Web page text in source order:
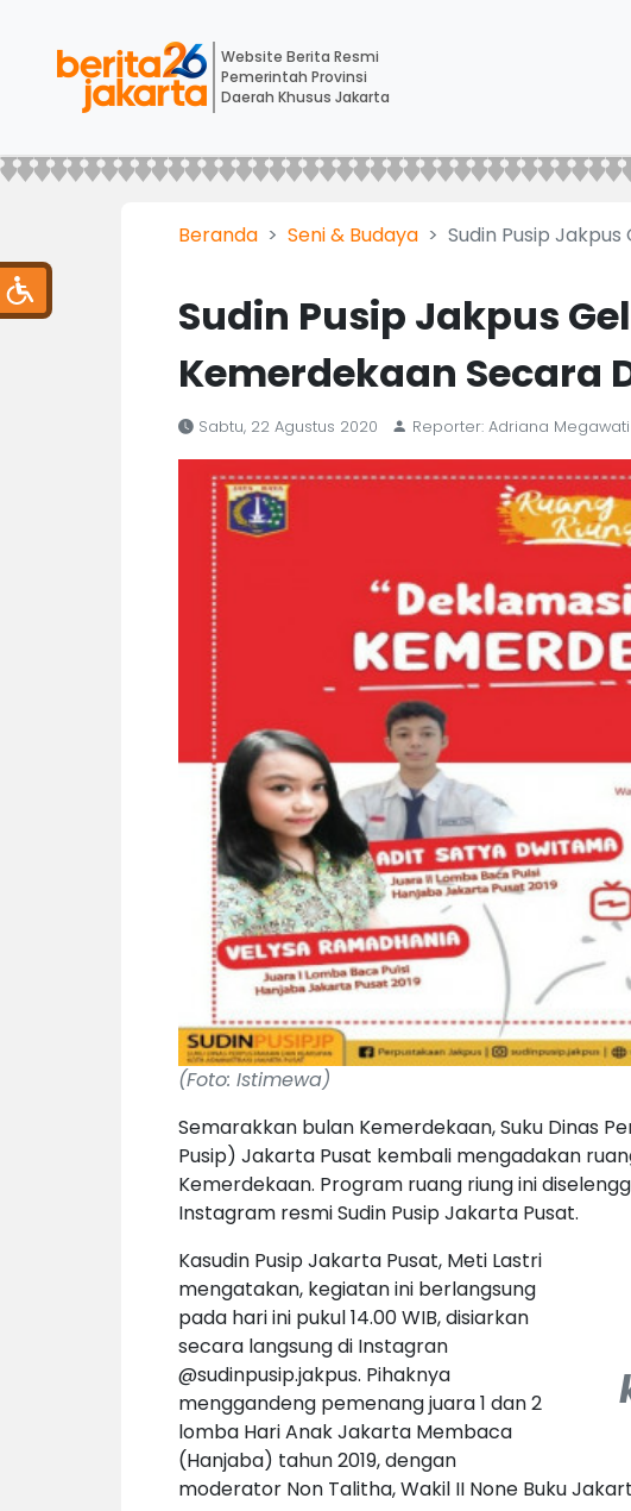
Website Berita Resmi
Pemerintah Provinsi
Daerah Khusus Jakarta
Beranda Seni & Budaya Sudin Pusip
Sudin Pusip Jakpus
Kemerdekaan Secara
Sabtu, 22 Agustus 2020 Reporter: Adriana Megawati
(Foto: Istimewa)
Semarakkan bulan Kemerdekaan, Suku Dinas
Pusip) Jakarta Pusat kembali mengadakan
Kemerdekaan. Program ruang riung ini
Instagram resmi Sudin Pusip Jakarta Pusat.
Kasudin Pusip Jakarta Pusat, Meti Lastri
mengatakan, kegiatan ini berlangsung
pada hari ini pukul 14.00 WIB, disiarkan
secara langsung di Instagran
@sudinpusip.jakpus. Pihaknya
menggandeng pemenang juara 1 dan 2
lomba Hari Anak Jakarta Membaca
(Hanjaba) tahun 2019, dengan
moderator Non Talitha, Wakil II None Buku